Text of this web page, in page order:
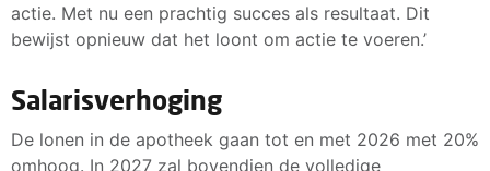
actie. Met nu een prachtig succes als resultaat. Dit
bewijst opnieuw dat het loont om actie te voeren.’
Salarisverhoging
De lonen in de apotheek gaan tot en met 2026 met 20%
omhoog. In 2027 zal bovendien de volledige